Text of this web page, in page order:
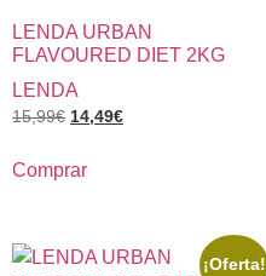
LENDA URBAN
FLAVOURED DIET 2KG
LENDA
15,99€ 14,49€
Comprar
¡Oferta!